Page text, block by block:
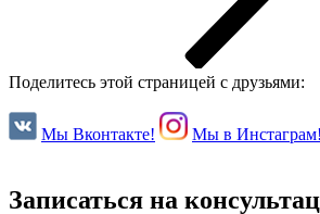
Поделитесь этой страницей с друзьями:
Мы Вконтакте! Мы в Инстаграм!
Записаться на